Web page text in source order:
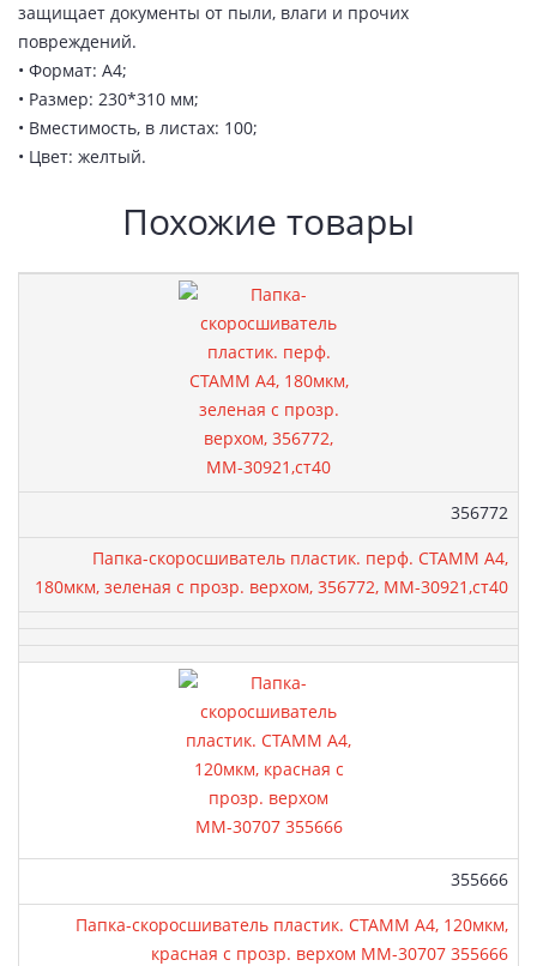
защищает документы от пыли, влаги и прочих
повреждений.
• Формат: А4;
• Размер: 230*310 мм;
• Вместимость, в листах: 100;
• Цвет: желтый.
Похожие товары
Артикул:
356772
Папка-скоросшиватель пластик. перф. СТАММ А4,
180мкм, зеленая с прозр. верхом, 356772, ММ-30921,ст40
Артикул:
355666
Папка-скоросшиватель пластик. СТАММ А4, 120мкм,
красная с прозр. верхом ММ-30707 355666